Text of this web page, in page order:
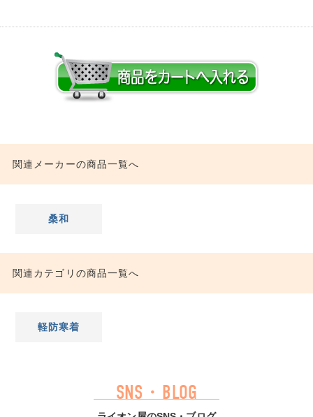
関連メーカーの商品一覧へ
桑和
関連カテゴリの商品一覧へ
軽防寒着
SNS・BLOG